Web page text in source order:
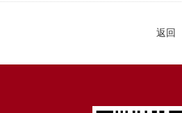
返回